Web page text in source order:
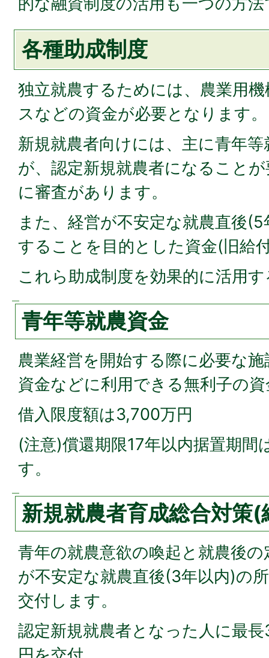
各種助成制度
独立就農するためには、農業用
スなどの資金が必要となります。
新規就農者向けには、主に青年
が、認定新規就農者になること
に審査があります。
また、経営が不安定な就農直後
することを目的とした資金(旧給
これら助成制度を効果的に活用
青年等就農資金
農業経営を開始する際に必要な
資金などに利用できる無利子の
借入限度額は3,700万円
(注意)償還期限17年以内据置期間
す。
新規就農者育成総合対策
青年の就農意欲の喚起と就農後
が不安定な就農直後(3年以内)の
交付します。
認定新規就農者となった人に最